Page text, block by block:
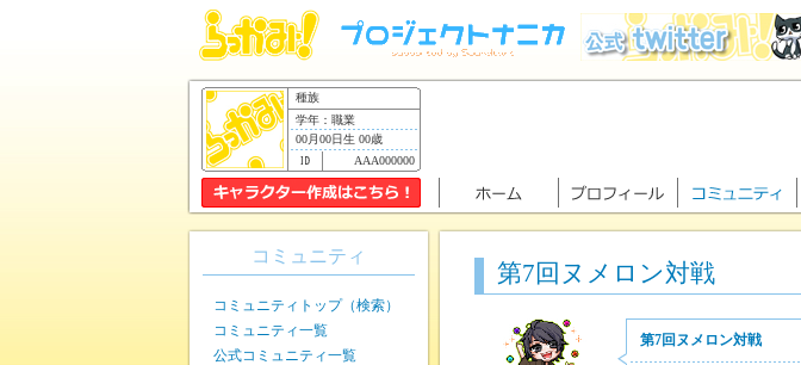
種族
学年：職業
00月00日生 00歳
AAA000000
第7回ヌメロン対戦
第7回ヌメロン対戦
コミュニティ
コミュニティトップ（検索）
コミュニティ一覧
公式コミュニティ一覧